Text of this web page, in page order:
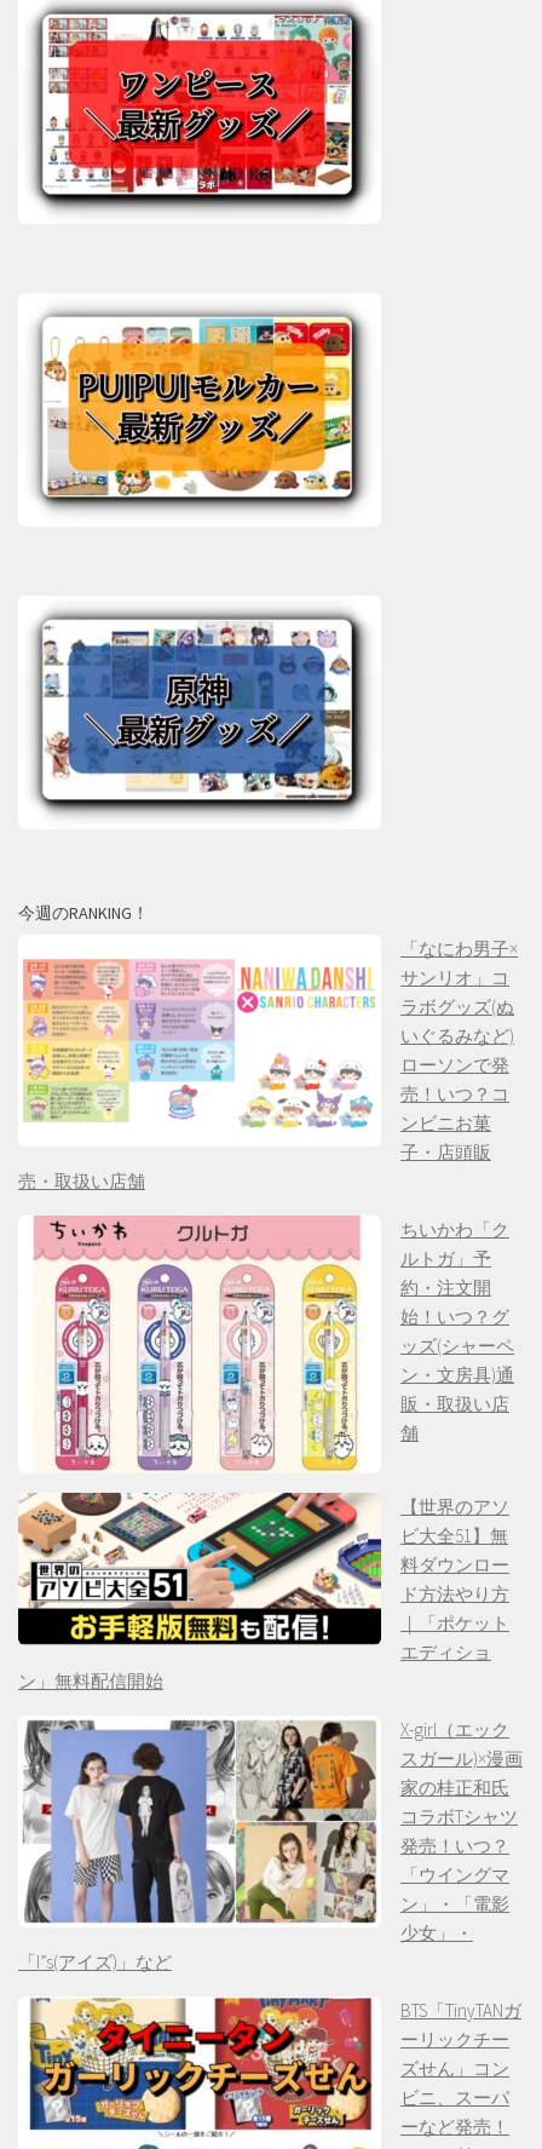
今週のRANKING！
「なにわ男子×
サンリオ」コ
ラボグッズ(ぬ
いぐるみなど)
ローソンで発
売！いつ？コ
ンビニお菓
子・店頭販
売・取扱い店舗
ちいかわ「ク
ルトガ」予
約・注文開
始！いつ？グ
ッズ(シャーペ
ン・文房具)通
販・取扱い店
舗
【世界のアソ
ビ大全51】無
料ダウンロー
ド方法やり方
｜「ポケット
エディショ
ン」無料配信開始
X-girl（エック
スガール)×漫画
家の桂正和氏
コラボTシャツ
発売！いつ？
「ウイングマ
ン」・「電影
少女」・
「I”s(アイズ)」など
BTS「TinyTANガ
ーリックチー
ズせん」コン
ビニ、スーパ
ーなど発売！